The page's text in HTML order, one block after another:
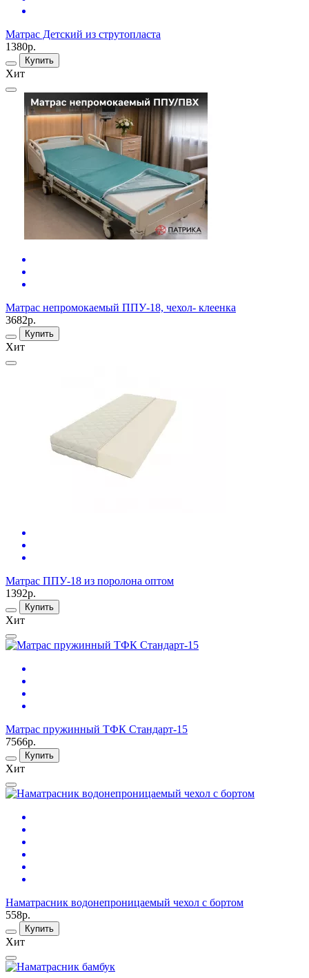
Матрас Детский из струтопласта
1380р.
Купить
Хит
Матрас непромокаемый ППУ-18, чехол- клеенка
3682р.
Купить
Хит
Матрас ППУ-18 из поролона оптом
1392р.
Купить
Хит
Матрас пружинный ТФК Стандарт-15
7566р.
Купить
Хит
Наматрасник водонепроницаемый чехол с бортом
558р.
Купить
Хит